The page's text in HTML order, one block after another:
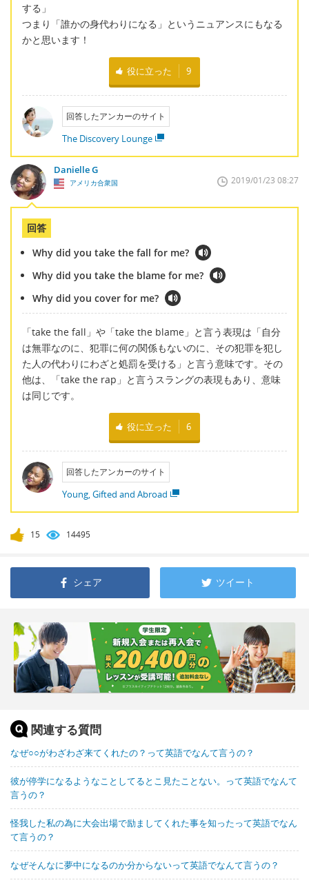
する」
つまり「誰かの身代わりになる」というニュアンスにもなる
かと思います！
役に立った 9
回答したアンカーのサイト
The Discovery Lounge
Danielle G
アメリカ合衆国 2019/01/23 08:27
回答
Why did you take the fall for me?
Why did you take the blame for me?
Why did you cover for me?
「take the fall」や「take the blame」と言う表現は「自分
は無罪なのに、犯罪に何の関係もないのに、その犯罪を犯し
た人の代わりにわざと処罰を受ける」と言う意味です。その
他は、「take the rap」と言うスラングの表現もあり、意味
は同じです。
役に立った 6
回答したアンカーのサイト
Young, Gifted and Abroad
15 14495
シェア ツイート
関連する質問
なぜ○○がわざわざ来てくれたの？って英語でなんて言うの？
彼が停学になるようなことしてるとこ見たことない。って英語でなんて
言うの？
怪我した私の為に大会出場で励ましてくれた事を知ったって英語でなん
て言うの？
なぜそんなに夢中になるのか分からないって英語でなんて言うの？